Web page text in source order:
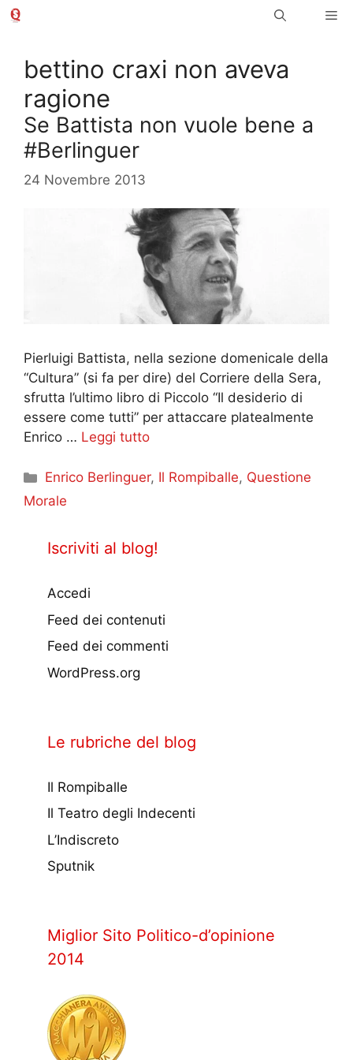
Vai
bettino craxi non aveva
ragione
Se Battista non vuole bene a
#Berlinguer
24 Novembre 2013
Pierluigi Battista, nella sezione domenicale della
“Cultura” (si fa per dire) del Corriere della Sera,
sfrutta l’ultimo libro di Piccolo “Il desiderio di
essere come tutti” per attaccare platealmente
Enrico … Leggi tutto
Categorie
Enrico Berlinguer, Il Rompiballe, Questione
Morale
Iscriviti al blog!
Accedi
Feed dei contenuti
Feed dei commenti
WordPress.org
Le rubriche del blog
Il Rompiballe
Il Teatro degli Indecenti
L’Indiscreto
Sputnik
Miglior Sito Politico-d’opinione
2014